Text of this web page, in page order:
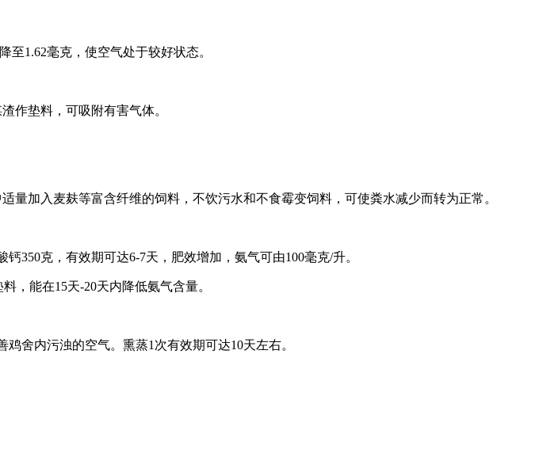
1.62毫克，使空气处于较好状态。
作垫料，可吸附有害气体。
加入麦麸等富含纤维的饲料，不饮污水和不食霉变饲料，可使粪水减少而转为正常。
350克，有效期可达6-7天，肥效增加，氨气可由100毫克/升。
，能在15天-20天内降低氨气含量。
舍内污浊的空气。熏蒸1次有效期可达10天左右。